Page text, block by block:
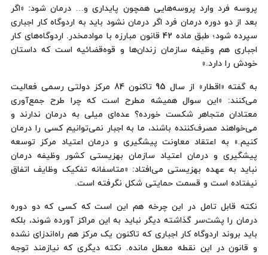
پروسه فرد وارد پروسه‌هایی همچون پایداری و… درمان شود: «اگر
بعد از دو دوره درمان فرد اگر درمان نشود باید به اردوگاه کار اجباری
سپرده شود؛ طبق ماده 42 قانون مبارزه با موادمخدر. اردوگاه‌های کار
اجباری هم وظیفه سازمان زندان‌ها و قوه‌قضائیه است که داستان
خودش را دارد.»
به گفته «اقطار» از سال 95 تاکنون 84 مرکز دولتی رسمی فعالیت
می‌کنند: «این سوال همیشه مطرح است که چرا طرح جمع‌آوری
معتادان متجاهر شکست خورده؟ عده‌ای میلی به درمان ندارند و
می‌خواهند مصرف‌کننده باشند، ما به اجبار نمی‌توانیم کسی را درمان
کنیم.» به اعتقاد معاونت پیشگیری و درمان اعتیاد مرکز توسعه
پیشگیری و درمان اعتیاد سازمان بهزیستی کشور وظیفه درمان
نباید به عهده‌ بهزیستی می‌افتاد: «متاسفانه تفکیک وظایف اتفاق
نیفتاده است و قسمت حمایتی شکل نگرفته است.
نکته قابل تامل در این چرخه هم این است که کسی که دو دوره
درمان را پشت‌سر گذاشته دیگر نباید به این مراکز آورده شوند، بلکه
باید بروند اردوگاه کار اجباری که تاکنون یک مرکز هم راه‌اندزای نشده
و قانون در این نقطه معطل مانده. نکته دیگری که نیازمند توجه